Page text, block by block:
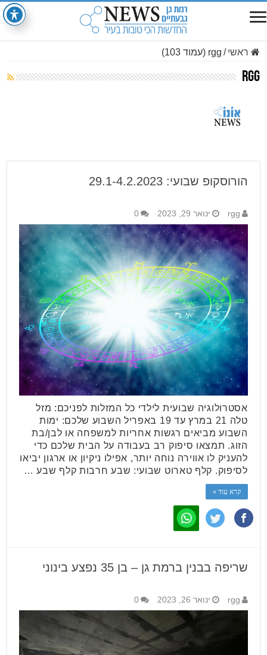
ראשי / rgg (עמוד 103)
rgg
הורוסקופ שבועי: 29.1-4.2.2023
rgg ינואר 29, 2023 0
אסטרולוגיה שבועית לילדי כל המזלות לפניכם: מזל
טלה 21 במרץ עד 19 באפריל השבוע שלכם: ימות
השבוע מביאים רגשות אחריות למשפחה או לבן/בת
הזוג. תמצאו סיפוק רב בעבודה על הבית שלכם כדי
להעניק לו אווירה נוחה יותר, אפילו ניקיון או ארגון יביאו
לסיפוק. קלף טארוט שבועי: שבע חרבות קלף שבע …
קרא עוד »
שריפה בבנין ברמת גן – בן 35 נפצע בינוני
rgg ינואר 26, 2023 0